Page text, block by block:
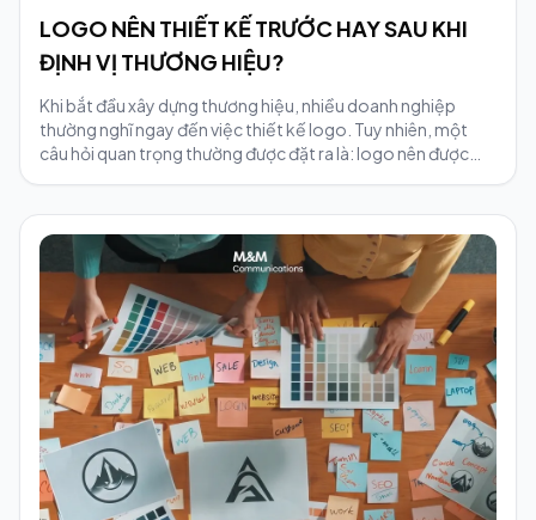
LOGO NÊN THIẾT KẾ TRƯỚC HAY SAU KHI
ĐỊNH VỊ THƯƠNG HIỆU?
Khi bắt đầu xây dựng thương hiệu, nhiều doanh nghiệp
thường nghĩ ngay đến việc thiết kế logo. Tuy nhiên, một
câu hỏi quan trọng thường được đặt ra là: logo nên được